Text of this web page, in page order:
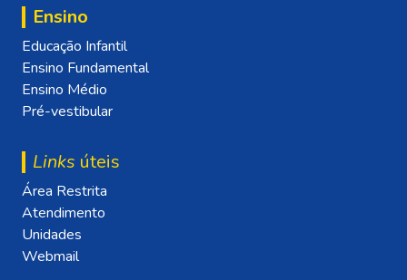
Ensino
Educação Infantil
Ensino Fundamental
Ensino Médio
Pré-vestibular
Links úteis
Área Restrita
Atendimento
Unidades
Webmail